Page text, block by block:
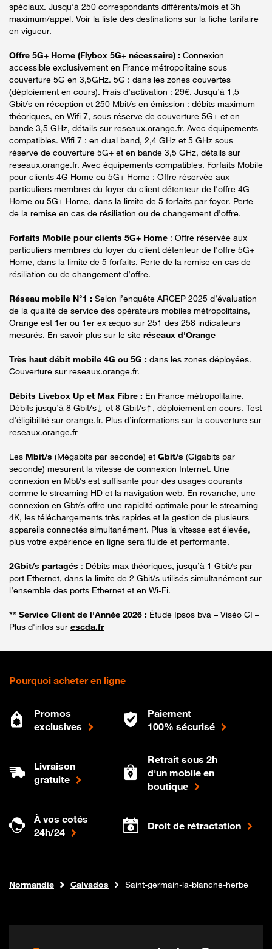
spéciaux. Jusqu’à 250 correspondants différents/mois et 3h
maximum/appel. Voir la liste des destinations sur la fiche tarifaire
en vigueur.
Offre 5G+ Home (Flybox 5G+ nécessaire) : Connexion
accessible exclusivement en France métropolitaine sous
couverture 5G en 3,5GHz. 5G : dans les zones couvertes
(déploiement en cours). Frais d’activation : 29€. Jusqu’à 1,5
Gbit/s en réception et 250 Mbit/s en émission : débits maximum
théoriques, en Wifi 7, sous réserve de couverture 5G+ et en
bande 3,5 GHz, détails sur reseaux.orange.fr. Avec équipements
compatibles. Wifi 7 : en dual band, 2,4 GHz et 5 GHz sous
réserve de couverture 5G+ et en bande 3,5 GHz, détails sur
reseaux.orange.fr. Avec équipements compatibles. Forfaits Mobile
pour clients 4G Home ou 5G+ Home : Offre réservée aux
particuliers membres du foyer du client détenteur de l'offre 4G
Home ou 5G+ Home, dans la limite de 5 forfaits par foyer. Perte
de la remise en cas de résiliation ou de changement d’offre.
Forfaits Mobile pour clients 5G+ Home : Offre réservée aux
particuliers membres du foyer du client détenteur de l'offre 5G+
Home, dans la limite de 5 forfaits. Perte de la remise en cas de
résiliation ou de changement d’offre.
Réseau mobile N°1 : Selon l’enquête ARCEP 2025 d’évaluation
de la qualité de service des opérateurs mobiles métropolitains,
Orange est 1er ou 1er ex æquo sur 251 des 258 indicateurs
mesurés. En savoir plus sur le site réseaux d'Orange
Très haut débit mobile 4G ou 5G : dans les zones déployées.
Couverture sur reseaux.orange.fr.
Débits Livebox Up et Max Fibre : En France métropolitaine.
Débits jusqu’à 8 Gbit/s↓ et 8 Gbit/s↑, déploiement en cours. Test
d’éligibilité sur orange.fr. Plus d’informations sur la couverture sur
reseaux.orange.fr
Les Mbit/s (Mégabits par seconde) et Gbit/s (Gigabits par
seconde) mesurent la vitesse de connexion Internet. Une
connexion en Mbt/s est suffisante pour des usages courants
comme le streaming HD et la navigation web. En revanche, une
connexion en Gbt/s offre une rapidité optimale pour le streaming
4K, les téléchargements très rapides et la gestion de plusieurs
appareils connectés simultanément. Plus la vitesse est élevée,
plus votre expérience en ligne sera fluide et performante.
2Gbit/s partagés : Débits max théoriques, jusqu’à 1 Gbit/s par
port Ethernet, dans la limite de 2 Gbit/s utilisés simultanément sur
l’ensemble des ports Ethernet et en Wi-Fi.
** Service Client de l'Année 2026 : Étude Ipsos bva – Viséo CI –
Plus d'infos sur escda.fr
Pourquoi acheter en ligne
Promos
exclusives
Paiement
100% sécurisé
Livraison
gratuite
Retrait sous 2h
d'un mobile en
boutique
À vos cotés
24h/24
Droit de rétractation
Boutique Orange
Internet fibre
Normandie Calvados Saint-germain-la-blanche-herbe